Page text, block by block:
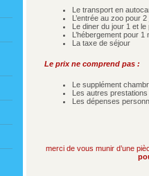
Le transport en
L’entrée au zoo pour
Le diner du jour 1 et
L’hébergement pour
La taxe de séjour
Le prix ne comprend pas :
Le supplément
Les autres
Les dépenses
merci de vous munir d’une